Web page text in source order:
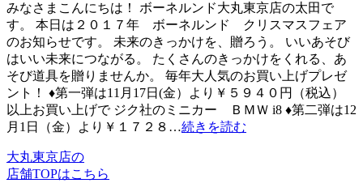
みなさまこんにちは！ ボーネルンド大丸東京店の太田で
す。 本日は２０１７年 ボーネルンド クリスマスフェア
のお知らせです。 未来のきっかけを、贈ろう。 いいあそび
はいい未来につながる。 たくさんのきっかけをくれる、あ
そび道具を贈りませんか。 毎年大人気のお買い上げプレゼ
ント！ ♦第一弾は11月17日(金）より￥５９４０円（税込）
以上お買い上げで ジク社のミニカー ＢＭＷ i8 ♦第二弾は12
月1日（金）より￥１７２８…続きを読む
大丸東京店の
店舗TOPはこちら